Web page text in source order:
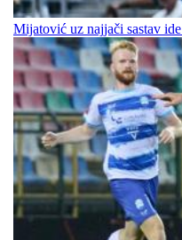
Mijatović uz najjači sastav